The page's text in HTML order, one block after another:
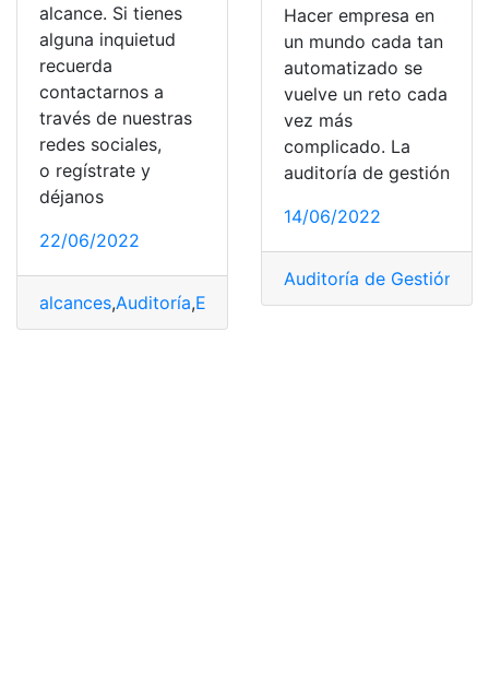
alcance. Si tienes
alguna inquietud
recuerda
contactarnos a
través de nuestras
redes sociales,
o regístrate y
déjanos
22/06/2022
alcances,Auditoría,Eficiencia,Empresa,Gestión
Hacer empresa en
un mundo cada tan
automatizado se
vuelve un reto cada
vez más
complicado. La
auditoría de gestión
14/06/2022
Auditoría de Gestión